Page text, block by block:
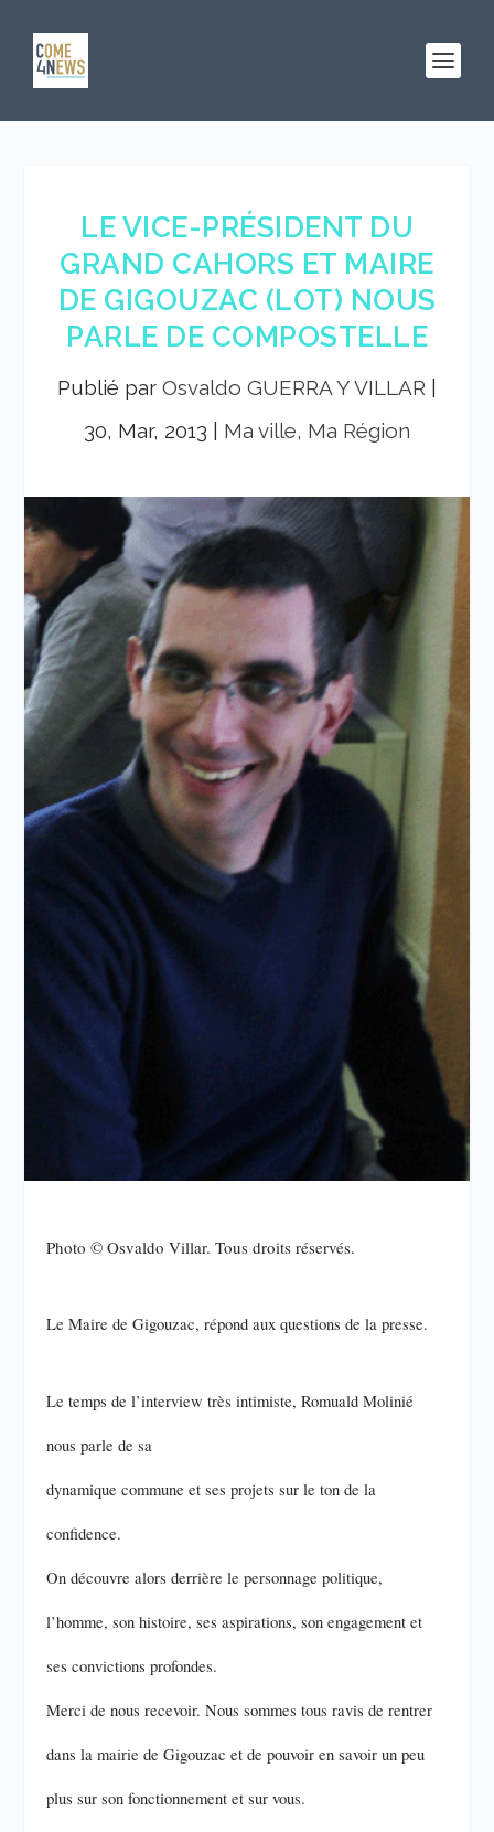
LE VICE-PRÉSIDENT DU
GRAND CAHORS ET MAIRE
DE GIGOUZAC (LOT) NOUS
PARLE DE COMPOSTELLE
Publié par Osvaldo GUERRA Y VILLAR
30, Mar, 2013
Ma ville, Ma Région
Photo © Osvaldo Villar. Tous droits réservés.
Le Maire de Gigouzac, répond aux questions de la presse.
Le temps de l’interview très intimiste, Romuald Molinié
nous parle de sa
dynamique commune et ses projets sur le ton de la
confidence.
On découvre alors derrière le personnage politique,
l’homme, son histoire, ses aspirations, son engagement et
ses convictions profondes.
Merci de nous recevoir. Nous sommes tous ravis de rentrer
dans la mairie de Gigouzac et de pouvoir en savoir un peu
plus sur son fonctionnement et sur vous.